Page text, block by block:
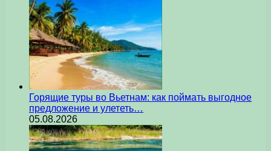
Горящие туры во Вьетнам: как поймать выгодное
предложение и улететь…
05.08.2026